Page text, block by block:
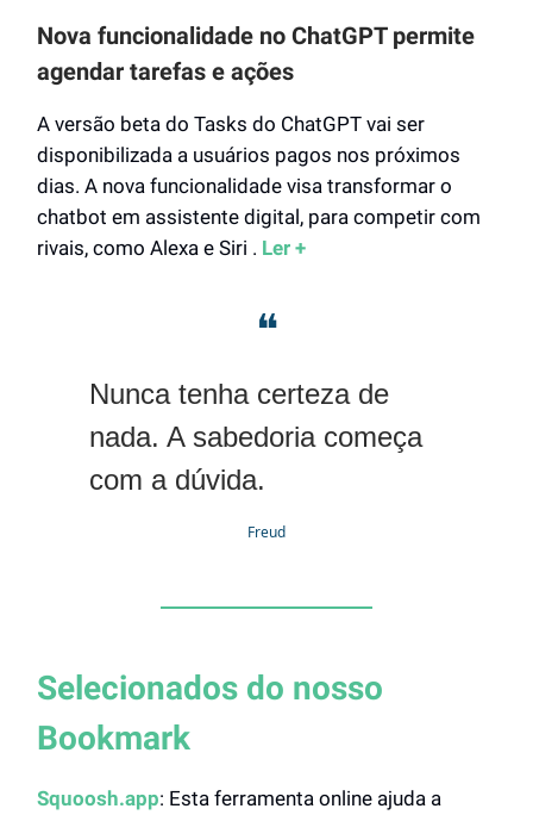
Nova funcionalidade no ChatGPT permite
agendar tarefas e ações
A versão beta do Tasks do ChatGPT vai ser
disponibilizada a usuários pagos nos próximos
dias. A nova funcionalidade visa transformar o
chatbot em assistente digital, para competir com
rivais, como Alexa e Siri . Ler +
❝
Nunca tenha certeza de
nada. A sabedoria começa
com a dúvida.
Freud
Selecionados do nosso
Bookmark
Squoosh.app: Esta ferramenta online ajuda a